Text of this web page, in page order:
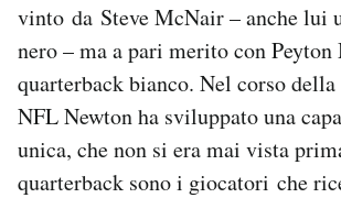
vinto da Steve McNair – anche lui
nero – ma a pari merito con
quarterback bianco. Nel corso
NFL Newton ha sviluppato una
unica, che non si era mai vista
quarterback sono i giocatori che